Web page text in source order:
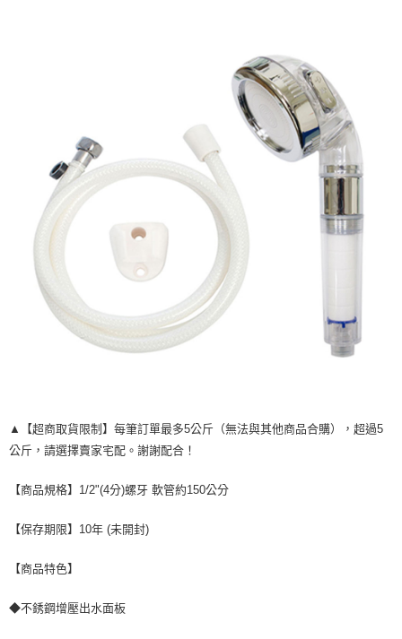
每筆NT$120，滿NT$1,999(含以上)免運費
▲【超商取貨限制】每筆訂單最多5公斤（無法與其他商品合購），超過5
公斤，請選擇賣家宅配。謝謝配合！
【商品規格】1/2"(4分)螺牙 軟管約150公分
【保存期限】10年 (未開封)
【商品特色】
◆不銹鋼增壓出水面板